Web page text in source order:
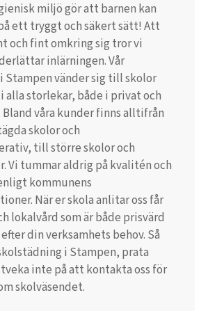
miljö gör att barnen kan
ett tryggt och säkert sätt! Att
och fint omkring sig tror vi
inlärningen. Vår
Stampen vänder sig till skolor
alla storlekar, både i privat och
våra kunder finns alltifrån
skolor och
till större skolor och
Vi tummar aldrig på kvalitén och
kommunens
När er skola anlitar oss får
lokalvård som är både prisvärd
din verksamhets behov. Så
i Stampen, prata
tveka inte på att kontakta oss för
skolväsendet.